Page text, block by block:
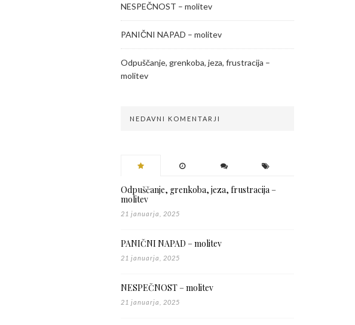
NESPEČNOST – molitev
PANIČNI NAPAD – molitev
Odpuščanje, grenkoba, jeza, frustracija –
molitev
NEDAVNI KOMENTARJI
Odpuščanje, grenkoba, jeza, frustracija –
molitev
21 januarja, 2025
PANIČNI NAPAD – molitev
21 januarja, 2025
NESPEČNOST – molitev
21 januarja, 2025